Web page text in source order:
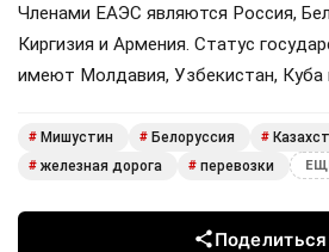
Членами ЕАЭС являются Россия,
Киргизия и Армения. Статус
имеют Молдавия, Узбекистан, Куба
# Мишустин # Белоруссия #
# железная дорога # перевозки
Поделиться